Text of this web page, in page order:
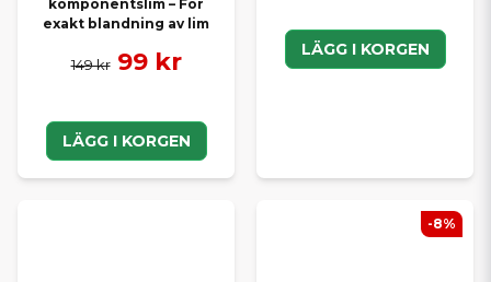
komponentslim – För
exakt blandning av lim
149 kr 99 kr
LÄGG I KORGEN
LÄGG I KORGEN
-8%